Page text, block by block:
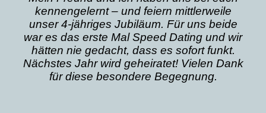
kennengelernt – und feiern mittlerweile
unser 4-jähriges Jubiläum. Für uns beide
war es das erste Mal Speed Dating und wir
hätten nie gedacht, dass es sofort funkt.
Nächstes Jahr wird geheiratet! Vielen Dank
für diese besondere Begegnung.